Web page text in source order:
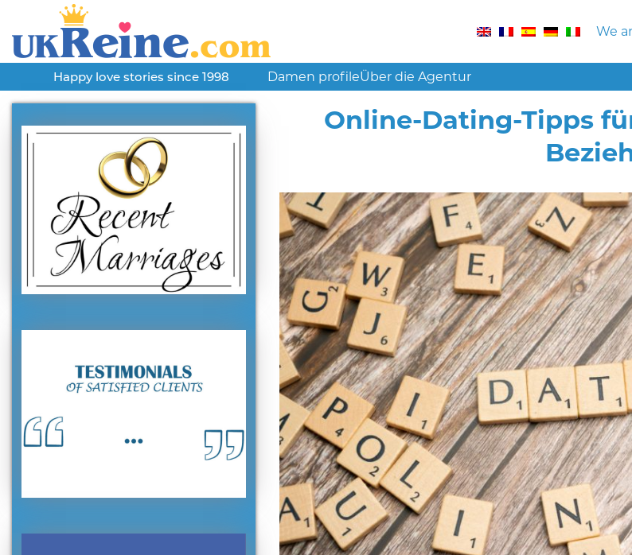
We
Happy love stories since 1998 Damen profileÜber die Agentur
Online-Dating-Tipps